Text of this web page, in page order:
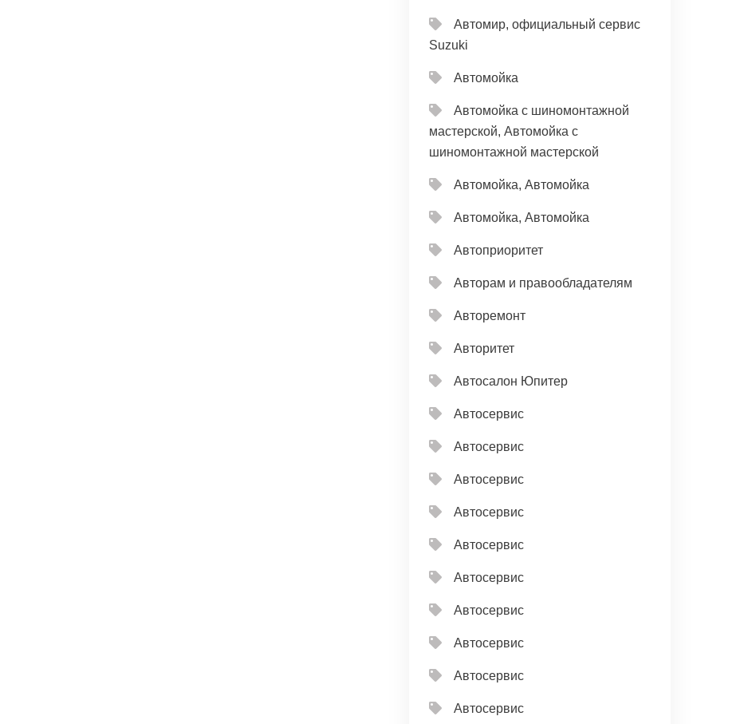
Автомир, официальный сервис
Suzuki
Автомойка
Автомойка с шиномонтажной
мастерской, Автомойка с
шиномонтажной мастерской
Автомойка, Автомойка
Автомойка, Автомойка
Автоприоритет
Авторам и правообладателям
Авторемонт
Авторитет
Автосалон Юпитер
Автосервис
Автосервис
Автосервис
Автосервис
Автосервис
Автосервис
Автосервис
Автосервис
Автосервис
Автосервис